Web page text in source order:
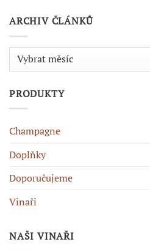
ARCHIV ČLÁNKŮ
Archiv
článků
PRODUKTY
Champagne
Doplňky
Doporučujeme
Vinaři
NAŠI VINAŘI